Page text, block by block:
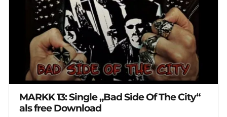
MARKK 13: Single „Bad Side Of The City“
als free Download